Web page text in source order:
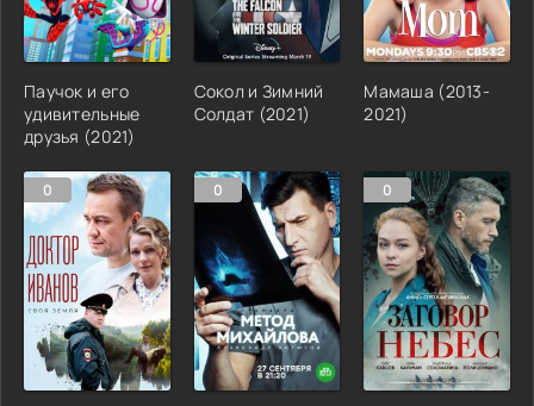
Паучок и его
удивительные
друзья (2021)
Сокол и Зимний
Солдат (2021)
Мамаша (2013-
2021)
0 0 0